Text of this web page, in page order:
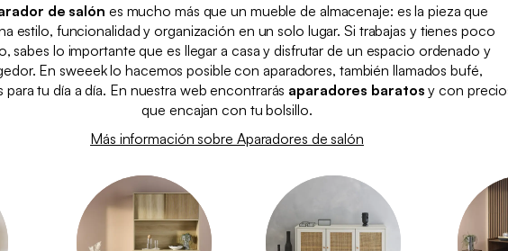
de salón es mucho más que un mueble de almacenaje: es la pieza que
estilo, funcionalidad y organización en un solo lugar. Si trabajas y tienes poco
sabes lo importante que es llegar a casa y disfrutar de un espacio ordenado y
En sweeek lo hacemos posible con aparadores, también llamados bufé,
para tu día a día. En nuestra web encontrarás aparadores baratos y con
que encajan con tu bolsillo.
Más información sobre Aparadores de salón